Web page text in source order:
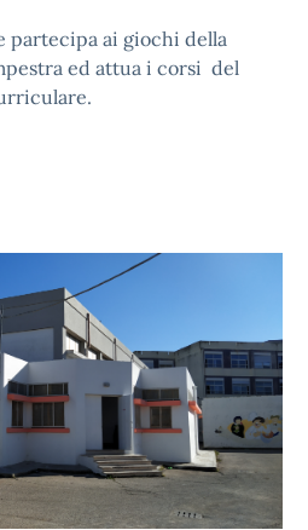
partecipa ai giochi della
ed attua i corsi del